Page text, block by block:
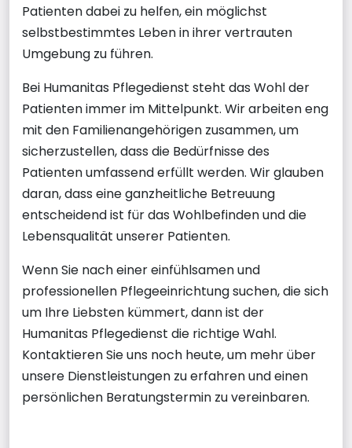
Patienten dabei zu helfen, ein möglichst
selbstbestimmtes Leben in ihrer vertrauten
Umgebung zu führen.
Bei Humanitas Pflegedienst steht das Wohl der
Patienten immer im Mittelpunkt. Wir arbeiten eng
mit den Familienangehörigen zusammen, um
sicherzustellen, dass die Bedürfnisse des
Patienten umfassend erfüllt werden. Wir glauben
daran, dass eine ganzheitliche Betreuung
entscheidend ist für das Wohlbefinden und die
Lebensqualität unserer Patienten.
Wenn Sie nach einer einfühlsamen und
professionellen Pflegeeinrichtung suchen, die sich
um Ihre Liebsten kümmert, dann ist der
Humanitas Pflegedienst die richtige Wahl.
Kontaktieren Sie uns noch heute, um mehr über
unsere Dienstleistungen zu erfahren und einen
persönlichen Beratungstermin zu vereinbaren.